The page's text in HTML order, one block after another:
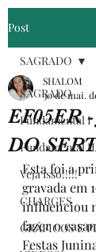
Post
SAGRADO
Fundamental I
Fundamental II
Veja isso!!!!!
CHARGES
GRÁFICOS E
SAGRADO
EF05ER
DO
SHALOM
30 de mai.
Esta foi a
gravada em
influenciou
fazer o
Festas